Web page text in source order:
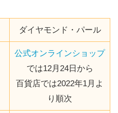
ダイヤモンド・パール
公式オンラインショップ
では12月24日から
百貨店では2022年1月よ
り順次